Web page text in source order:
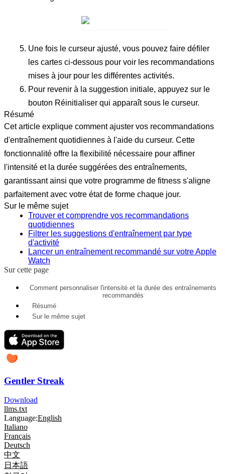
Une fois le curseur ajusté, vous pouvez faire défiler
les cartes ci-dessous pour voir les recommandations
mises à jour pour les différentes activités.
Pour revenir à la suggestion initiale, appuyez sur le
bouton Réinitialiser qui apparaît sous le curseur.
Résumé
Cet article explique comment ajuster vos recommandations
d'entraînement quotidiennes à l'aide du curseur. Cette
fonctionnalité offre la flexibilité nécessaire pour affiner
l'intensité et la durée suggérées des entraînements,
garantissant ainsi que votre programme de fitness s'aligne
parfaitement avec votre état de forme chaque jour.
Sur le même sujet
Trouver et comprendre vos recommandations
quotidiennes
Filtrer les suggestions d'entraînement par type
d'activité
Lancer un entraînement recommandé sur votre Apple
Watch
Sur cette page
Comment personnaliser l'intensité et la durée des entraînements
recommandés
Résumé
Sur le même sujet
Gentler Streak
Download
llms.txt
Language:English
Italiano
Français
Deutsch
中文
日本語